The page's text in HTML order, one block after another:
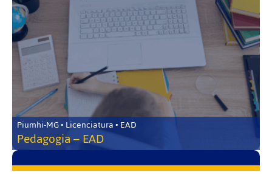
Piumhi-MG • Licenciatura • EAD
Pedagogia – EAD